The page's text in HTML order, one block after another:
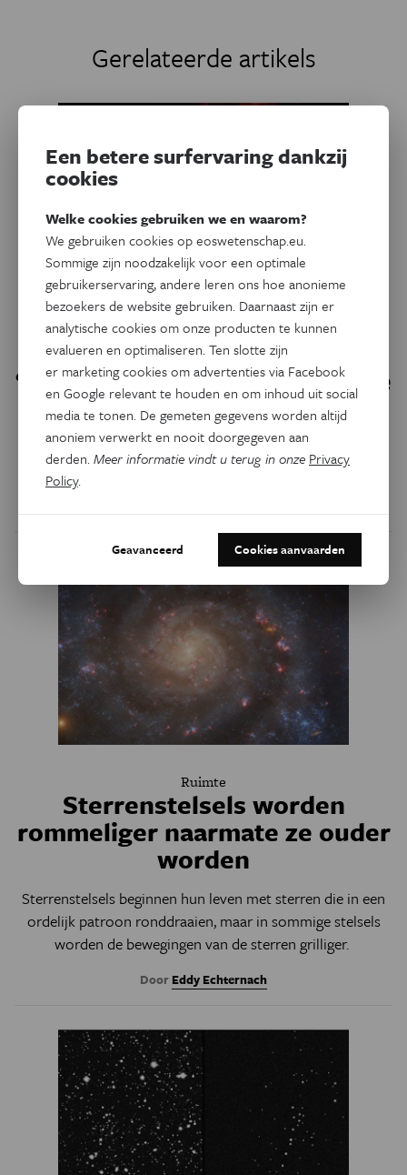
Gerelateerde artikels
Ruimte
Dit sterrenstelsel blaast
‘kolossale fonteinen’ de ruimte
in
Als dat zo doorgaat, blijft er geen gas meer over voor de
geboorte van nieuwe sterren.
Ruimte
Sterrenstelsels worden
rommeliger naarmate ze ouder
worden
Sterrenstelsels beginnen hun leven met sterren die in een
ordelijk patroon ronddraaien, maar in sommige stelsels
worden de bewegingen van de sterren grilliger.
Door Eddy Echternach
Een betere surfervaring dankzij
cookies
Welke cookies gebruiken we en waarom?
We gebruiken cookies op eoswetenschap.eu.
Sommige zijn noodzakelijk voor een optimale
gebruikerservaring, andere leren ons hoe anonieme
bezoekers de website gebruiken. Daarnaast zijn er
analytische cookies om onze producten te kunnen
evalueren en optimaliseren. Ten slotte zijn
er marketing cookies om advertenties via Facebook
en Google relevant te houden en om inhoud uit social
media te tonen. De gemeten gegevens worden altijd
anoniem verwerkt en nooit doorgegeven aan
derden.Meer informatie vindt u terug in onze Privacy
Policy.
Geavanceerd Cookies aanvaarden